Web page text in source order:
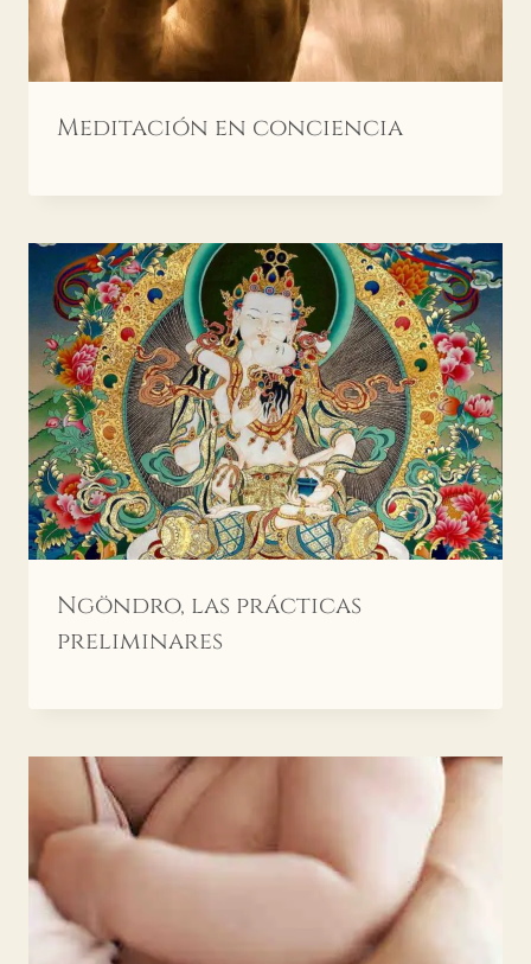
Meditación en conciencia
Ngöndro, las prácticas
preliminares